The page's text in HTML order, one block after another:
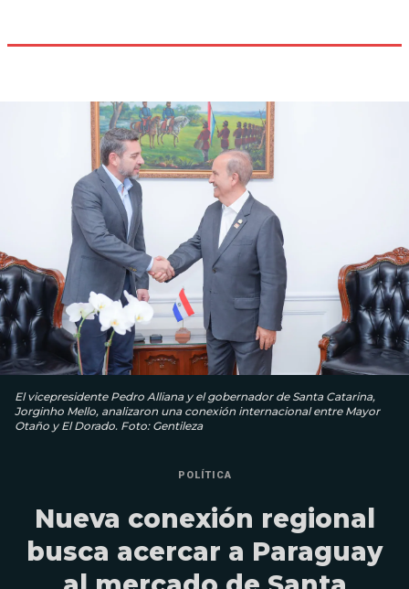
El vicepresidente Pedro Alliana y el gobernador de Santa Catarina,
Jorginho Mello, analizaron una conexión internacional entre Mayor
Otaño y El Dorado. Foto: Gentileza
POLÍTICA
Nueva conexión regional
busca acercar a Paraguay